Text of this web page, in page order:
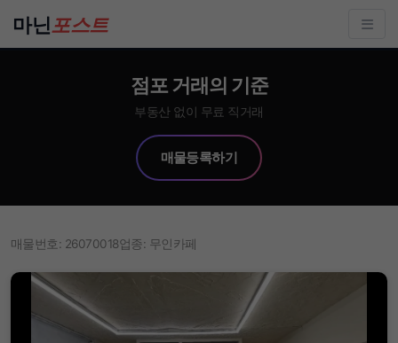
마닌포스트
점포 거래의 기준
부동산 없이 무료 직거래
매물등록하기
매물번호: 26070018업종: 무인카페